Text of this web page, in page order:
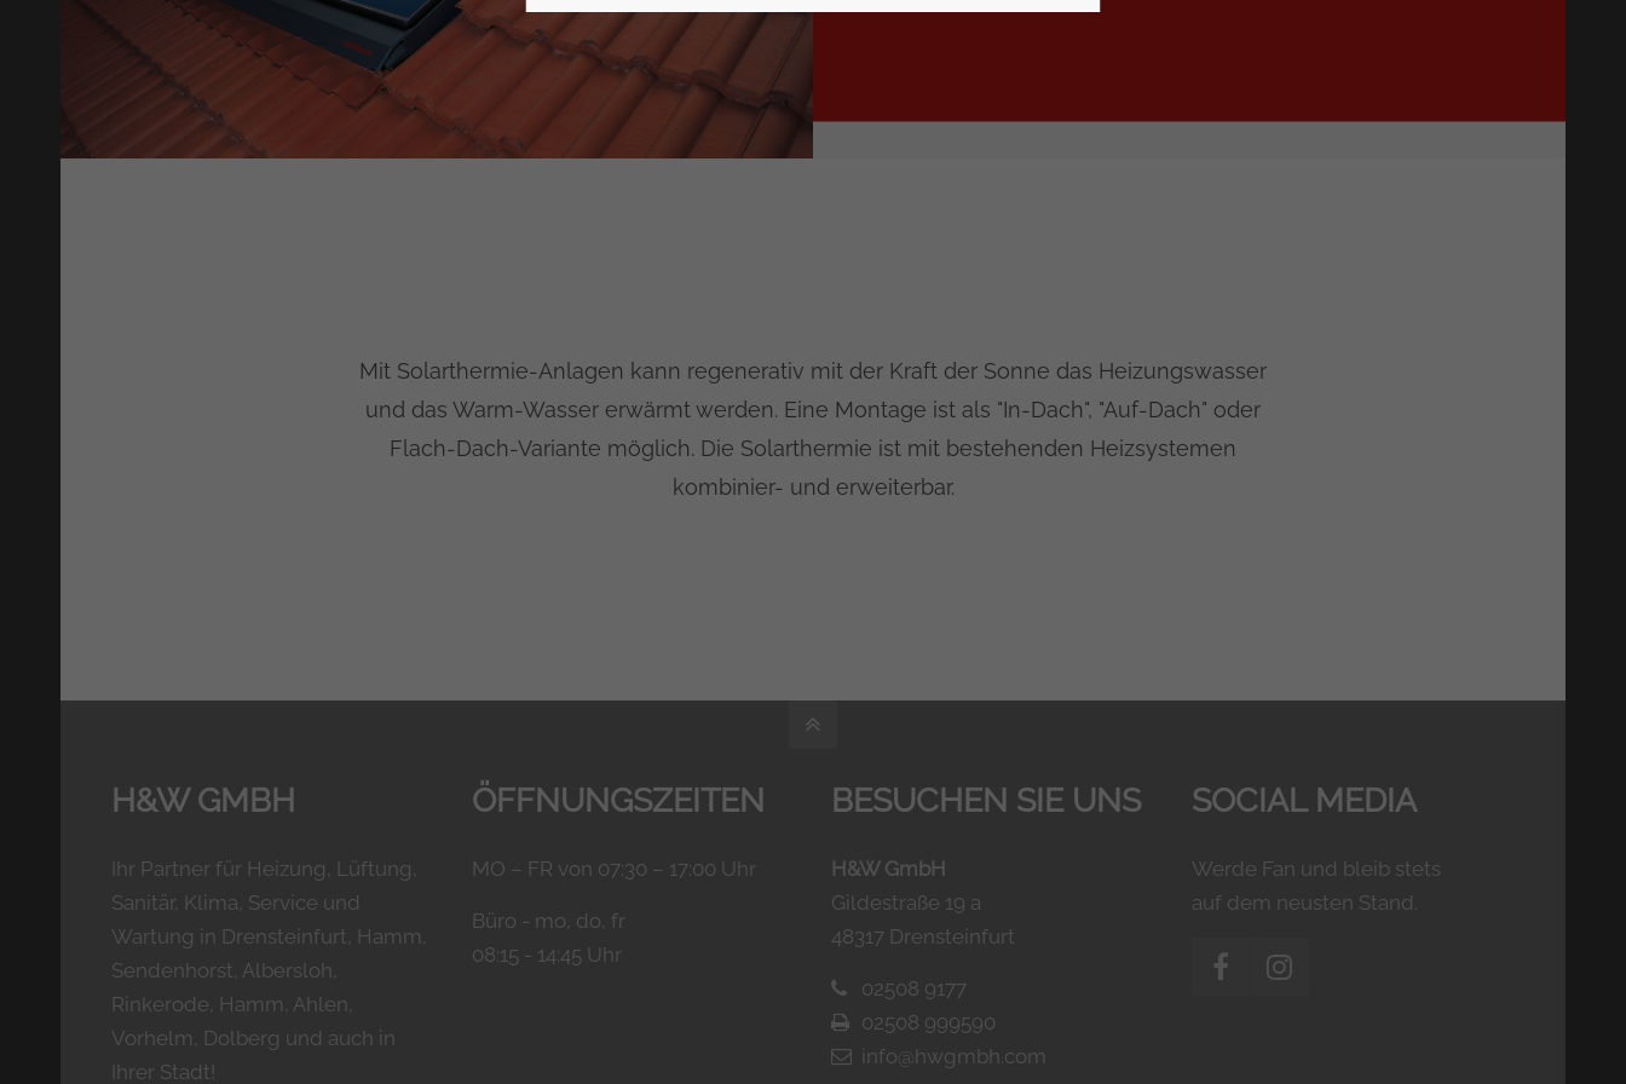
Mit Solarthermie-Anlagen kann regenerativ mit der Kraft der Sonne das Heizungswasser
und das Warm-Wasser erwärmt werden. Eine Montage ist als "In-Dach", "Auf-Dach" oder
Flach-Dach-Variante möglich. Die Solarthermie ist mit bestehenden Heizsystemen
kombinier- und erweiterbar.
H&W GMBH
Ihr Partner für Heizung, Lüftung,
Sanitär, Klima, Service und
Wartung in Drensteinfurt, Hamm,
Sendenhorst, Albersloh,
Rinkerode, Hamm, Ahlen,
Vorhelm, Dolberg und auch in
Ihrer Stadt!
ÖFFNUNGSZEITEN
MO – FR von 07:30 – 17:00 Uhr
Büro - mo, do, fr
08:15 - 14:45 Uhr
BESUCHEN SIE UNS
H&W GmbH
Gildestraße 19 a
48317 Drensteinfurt
02508 9177
02508 999590
info@hwgmbh.com
SOCIAL MEDIA
Werde Fan und bleib stets
auf dem neusten Stand.